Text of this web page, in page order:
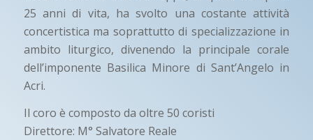
25 anni di vita, ha svolto una costante attività
concertistica ma soprattutto di specializzazione in
ambito liturgico, divenendo la principale corale
dell’imponente Basilica Minore di Sant’Angelo in
Acri.
Il coro è composto da oltre 50 coristi
Direttore: M° Salvatore Reale